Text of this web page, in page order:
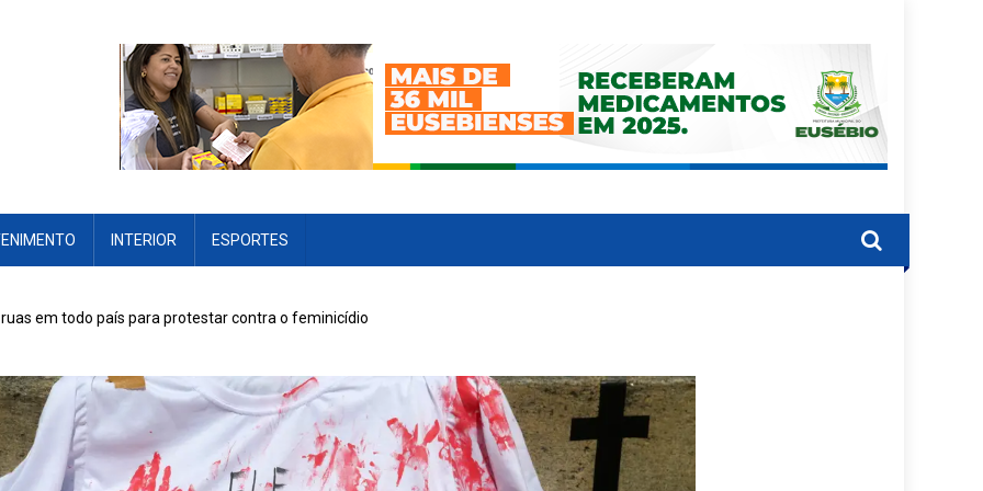
INTERIOR ESPORTES
em todo país para protestar contra o feminicídio